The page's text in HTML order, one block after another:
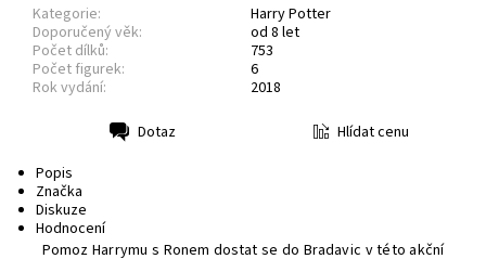
Kategorie:
Harry Potter
Doporučený věk:
od 8 let
Počet dílků:
753
Počet figurek:
6
Rok vydání:
2018
Dotaz
Hlídat cenu
Popis
Značka
Diskuze
Hodnocení
Pomoz Harrymu s Ronem dostat se do Bradavic v této akční